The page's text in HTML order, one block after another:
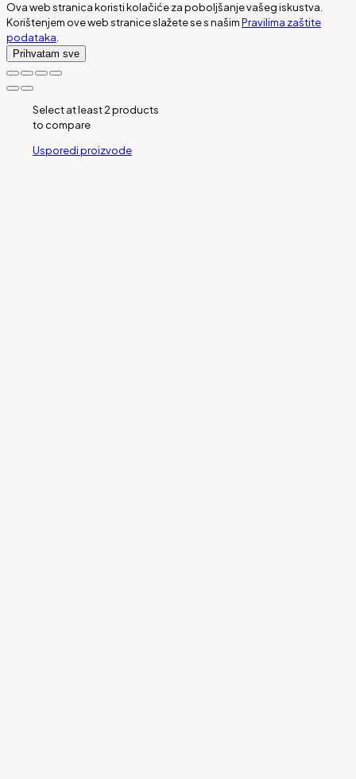
Ova web stranica koristi kolačiće za poboljšanje vašeg iskustva.
Korištenjem ove web stranice slažete se s našimPravilima zaštite
podataka.
Prihvatam sve
Select at least 2 products
to compare
Usporedi proizvode